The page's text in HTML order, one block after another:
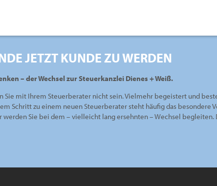
JETZT KUNDE ZU WERDEN
– der Wechsel zur Steuerkanzlei Dienes + Weiß.
Sie mit Ihrem Steuerberater nicht sein. Vielmehr begeistert und
Schritt zu einem neuen Steuerberater steht häufig das besondere
werden Sie bei dem – vielleicht lang ersehnten – Wechsel